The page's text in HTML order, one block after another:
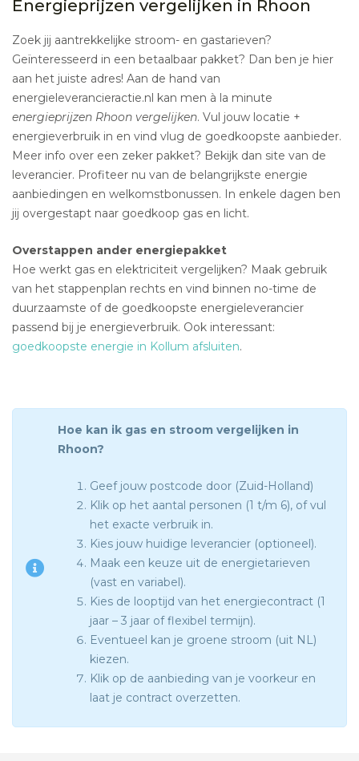
Energieprijzen vergelijken in Rhoon
Zoek jij aantrekkelijke stroom- en gastarieven?
Geïnteresseerd in een betaalbaar pakket? Dan ben je hier
aan het juiste adres! Aan de hand van
energieleverancieractie.nl kan men à la minute
energieprijzen Rhoon vergelijken. Vul jouw locatie +
energieverbruik in en vind vlug de goedkoopste aanbieder.
Meer info over een zeker pakket? Bekijk dan site van de
leverancier. Profiteer nu van de belangrijkste energie
aanbiedingen en welkomstbonussen. In enkele dagen ben
jij overgestapt naar goedkoop gas en licht.
Overstappen ander energiepakket
Hoe werkt gas en elektriciteit vergelijken? Maak gebruik
van het stappenplan rechts en vind binnen no-time de
duurzaamste of de goedkoopste energieleverancier
passend bij je energieverbruik. Ook interessant:
goedkoopste energie in Kollum afsluiten.
Hoe kan ik gas en stroom vergelijken in
Rhoon?
Geef jouw postcode door (Zuid-Holland)
Klik op het aantal personen (1 t/m 6), of vul
het exacte verbruik in.
Kies jouw huidige leverancier (optioneel).
Maak een keuze uit de energietarieven
(vast en variabel).
Kies de looptijd van het energiecontract (1
jaar – 3 jaar of flexibel termijn).
Eventueel kan je groene stroom (uit NL)
kiezen.
Klik op de aanbieding van je voorkeur en
laat je contract overzetten.